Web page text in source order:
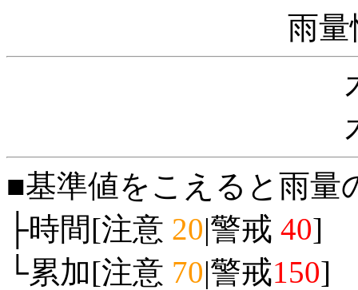
雨量
■基準値をこえると雨量
├時間[注意 20|警戒 40]
└累加[注意 70|警戒150]